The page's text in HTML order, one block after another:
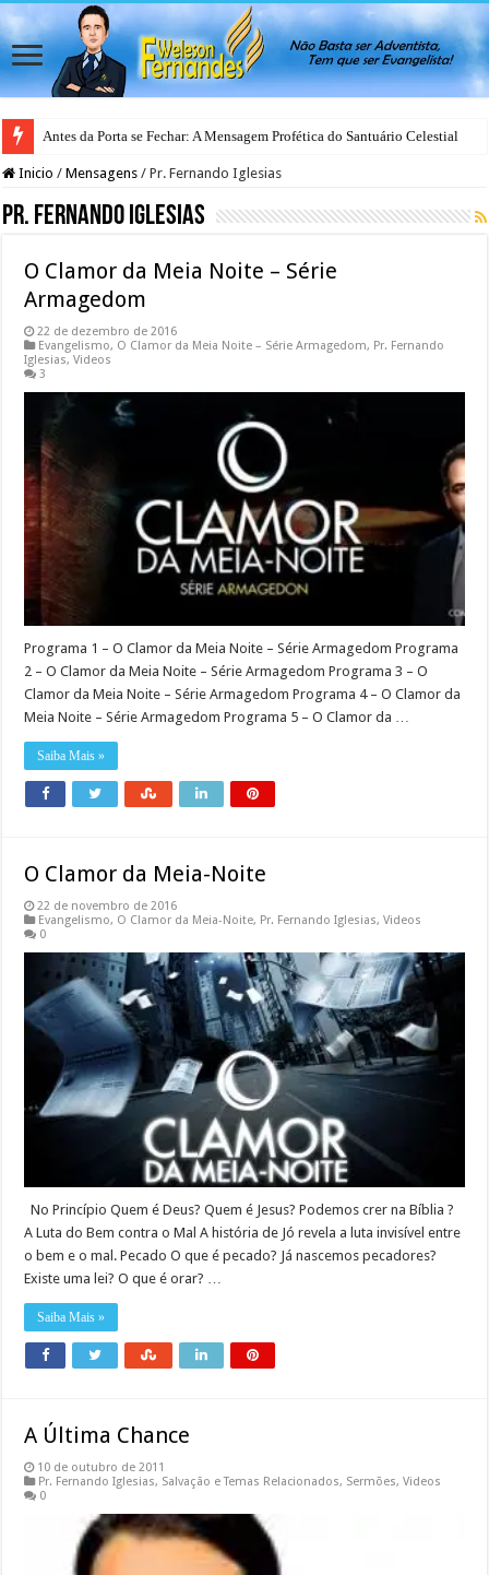
Antes da Porta se Fechar: A Mensagem Profética do Santuário Celestial
Inicio / Mensagens / Pr. Fernando Iglesias
Pr. Fernando Iglesias
O Clamor da Meia Noite – Série
Armagedom
22 de dezembro de 2016
Evangelismo, O Clamor da Meia Noite – Série Armagedom, Pr. Fernando
Iglesias,Videos
3
Programa 1 – O Clamor da Meia Noite – Série Armagedom Programa
2 – O Clamor da Meia Noite – Série Armagedom Programa 3 – O
Clamor da Meia Noite – Série Armagedom Programa 4 – O Clamor da
Meia Noite – Série Armagedom Programa 5 – O Clamor da …
Saiba Mais »
O Clamor da Meia-Noite
22 de novembro de 2016
Evangelismo, O Clamor da Meia-Noite, Pr. Fernando Iglesias,Videos
0
No Princípio Quem é Deus? Quem é Jesus? Podemos crer na Bíblia ?
A Luta do Bem contra o Mal A história de Jó revela a luta invisível entre
o bem e o mal. Pecado O que é pecado? Já nascemos pecadores?
Existe uma lei? O que é orar? …
Saiba Mais »
A Última Chance
10 de outubro de 2011
Pr. Fernando Iglesias, Salvação e Temas Relacionados, Sermões,Videos
0